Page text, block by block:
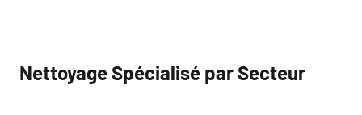
Nettoyage Spécialisé par Secteur